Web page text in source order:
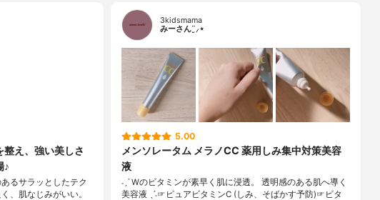
え、強い美しさ
♪
るサラッとしたテク
、肌なじみがいい。
3kidsmama
みーさん¨̮⸝⋆
5.00
メンソレータム メラノCC 薬用しみ集中対策美容
液
˗ˏˋ Wのビタミンが素早く肌に浸透。 透明感のある肌へ導く
美容液 ˎˊ˗☞ピュアビタミンC (しみ、そばかす予防)☞ビタ